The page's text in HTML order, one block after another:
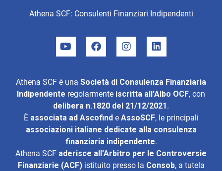
Athena SCF: Consulenti Finanziari Indipendenti
Athena SCF è una Società di Consulenza Finanziaria
Indipendente regolarmente iscritta all’Albo OCF, con
delibera n.1820 del 21/12/2021 .
È associata ad Ascofind e AssoSCF, le principali
associazioni italiane dedicate alla consulenza
finanziaria indipendente.
Athena SCF aderisce all’Arbitro per le Controversie
Finanziarie (ACF)istituito presso la Consob, a tutela